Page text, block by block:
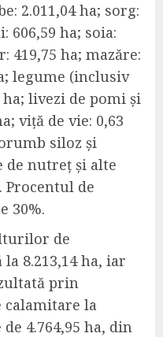
2.011,04 ha; sorg:
606,59 ha; soia:
419,75 ha; mazăre:
legume (inclusiv
livezi de pomi și
viță de vie: 0,63
siloz și
de nutreț și alte
Procentul de
30%.
de
8.213,14 ha, iar
prin
calamitare la
4.764,95 ha, din